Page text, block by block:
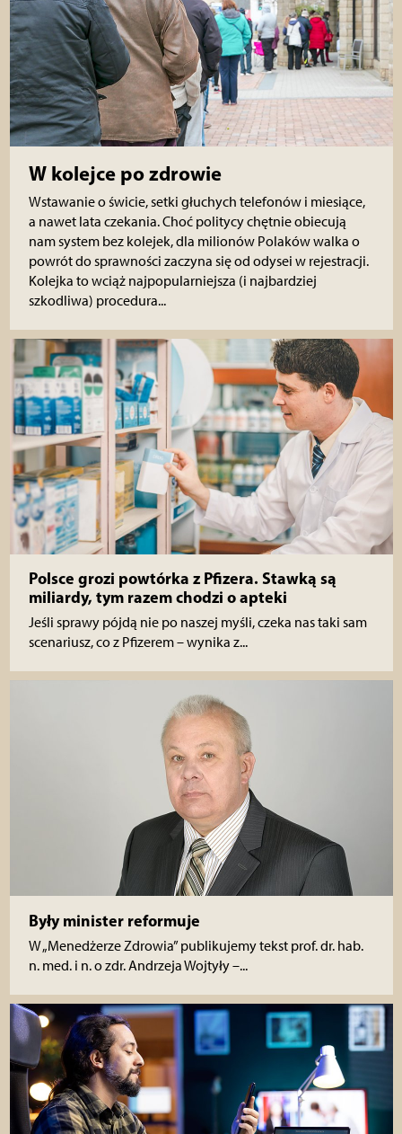
W kolejce po zdrowie
Wstawanie o świcie, setki głuchych telefonów i miesiące,
a nawet lata czekania. Choć politycy chętnie obiecują
nam system bez kolejek, dla milionów Polaków walka o
powrót do sprawności zaczyna się od odysei w rejestracji.
Kolejka to wciąż najpopularniejsza (i najbardziej
szkodliwa) procedura...
Polsce grozi powtórka z Pfizera. Stawką są
miliardy, tym razem chodzi o apteki
Jeśli sprawy pójdą nie po naszej myśli, czeka nas taki sam
scenariusz, co z Pfizerem – wynika z...
Były minister reformuje
W „Menedżerze Zdrowia” publikujemy tekst prof. dr. hab.
n. med. i n. o zdr. Andrzeja Wojtyły –...